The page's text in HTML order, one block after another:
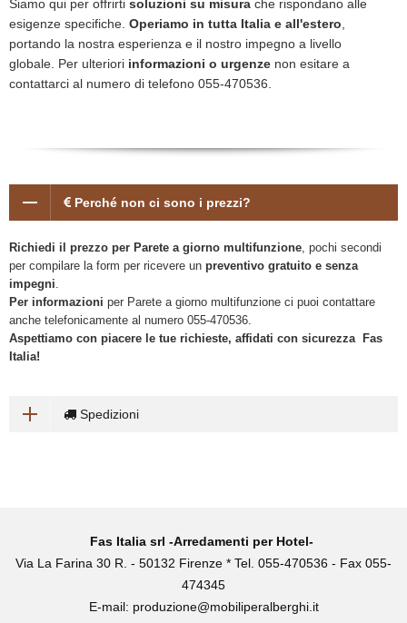
Siamo qui per offrirti soluzioni su misura che rispondano alle
esigenze specifiche. Operiamo in tutta Italia e all'estero,
portando la nostra esperienza e il nostro impegno a livello
globale. Per ulteriori informazioni o urgenze non esitare a
contattarci al numero di telefono 055-470536.
Perché non ci sono i prezzi?
Richiedi il prezzo per Parete a giorno multifunzione, pochi secondi
per compilare la form per ricevere un preventivo gratuito e senza
impegni.
Per informazioni per Parete a giorno multifunzione ci puoi contattare
anche telefonicamente al numero 055-470536.
Aspettiamo con piacere le tue richieste, affidati con sicurezza Fas
Italia!
Spedizioni
Fas Italia srl -Arredamenti per Hotel-
Via La Farina 30 R. - 50132 Firenze * Tel. 055-470536 - Fax 055-
474345
E-mail: produzione@mobiliperalberghi.it